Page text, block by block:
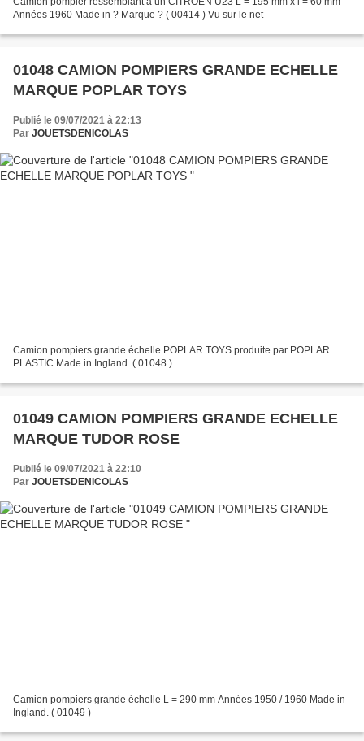
Années 1960 Made in ? Marque ? ( 00414 ) Vu sur le net
01048 CAMION POMPIERS GRANDE ECHELLE
MARQUE POPLAR TOYS
Publié le 09/07/2021 à 22:13
Par JOUETSDENICOLAS
Camion pompiers grande échelle POPLAR TOYS produite par POPLAR
PLASTIC Made in Ingland. ( 01048 )
01049 CAMION POMPIERS GRANDE ECHELLE
MARQUE TUDOR ROSE
Publié le 09/07/2021 à 22:10
Par JOUETSDENICOLAS
Camion pompiers grande échelle L = 290 mm Années 1950 / 1960 Made in
Ingland. ( 01049 )